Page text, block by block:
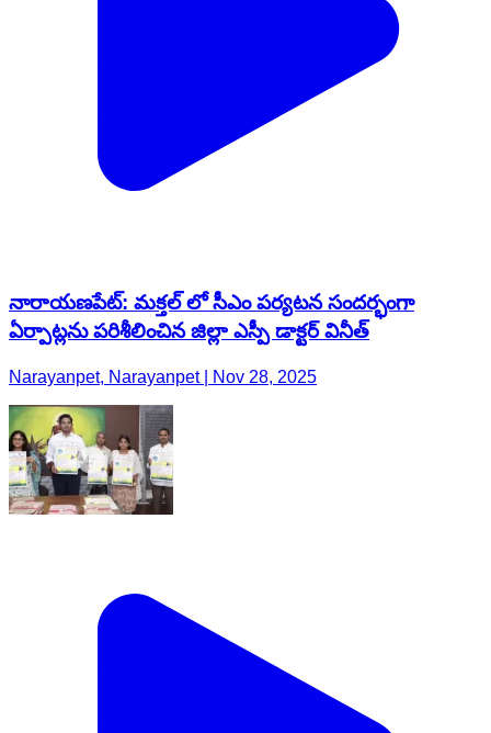
నారాయణపేట్: మక్తల్ లో సీఎం పర్యటన సందర్భంగా
ఏర్పాట్లను పరిశీలించిన జిల్లా ఎస్పీ డాక్టర్ వినీత్
Narayanpet, Narayanpet | Nov 28, 2025